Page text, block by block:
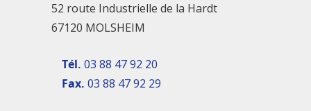
52 route Industrielle de la Hardt
67120 MOLSHEIM
Tél. 03 88 47 92 20
Fax. 03 88 47 92 29